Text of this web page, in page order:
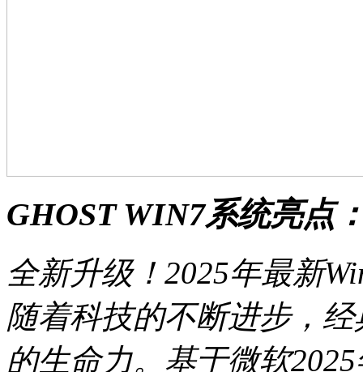
GHOST WIN7系统亮点
全新升级！2025年最新
随着科技的不断进步，经
的生命力。基于微软